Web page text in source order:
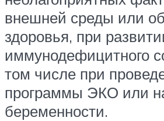
внешней среды или
здоровья, при
иммунодефицитного
том числе при
программы ЭКО или
беременности.